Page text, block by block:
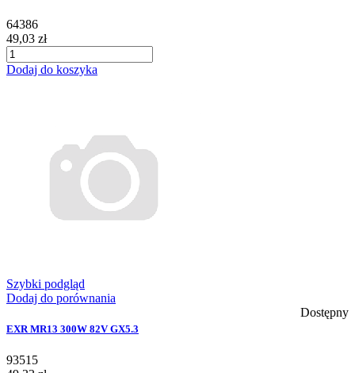
64386
49,03 zł
Dodaj do koszyka
Szybki podgląd
Dodaj do porównania
Dostępny
EXR MR13 300W 82V GX5.3
93515